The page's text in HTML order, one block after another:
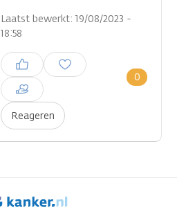
Laatst bewerkt: 19/08/2023 -
18:58
Reageren
0
Inloggen om een reactie te
plaatsen
We